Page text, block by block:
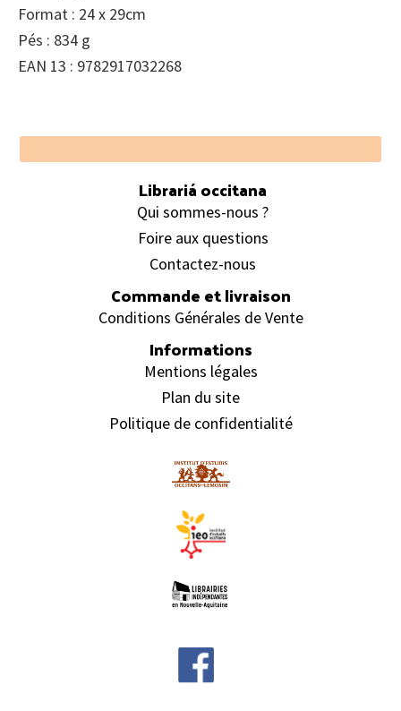
Format : 24 x 29cm
Pés : 834 g
EAN 13 : 9782917032268
Footer
Librariá occitana
Qui sommes-nous ?
Foire aux questions
Contactez-nous
Commande et livraison
Conditions Générales de Vente
Informations
Mentions légales
Plan du site
Politique de confidentialité